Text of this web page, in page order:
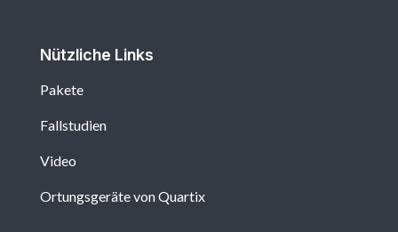
Nützliche Links
Pakete
Fallstudien
Video
Ortungsgeräte von Quartix